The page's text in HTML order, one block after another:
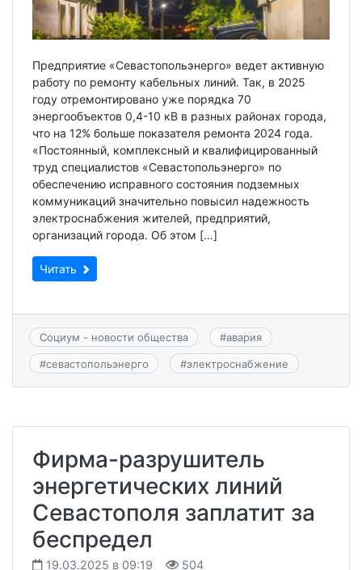
Предприятие «Севастопольэнерго» ведет активную
работу по ремонту кабельных линий. Так, в 2025
году отремонтировано уже порядка 70
энергообъектов 0,4-10 кВ в разных районах города,
что на 12% больше показателя ремонта 2024 года.
«Постоянный, комплексный и квалифицированный
труд специалистов «Севастопольэнерго» по
обеспечению исправного состояния подземных
коммуникаций значительно повысил надежность
электроснабжения жителей, предприятий,
организаций города. Об этом […]
Читать
Социум - новости общества #авария
#севастопольэнерго #электроснабжение
Фирма-разрушитель
энергетических линий
Севастополя заплатит за
беспредел
19.03.2025 в 09:19 504